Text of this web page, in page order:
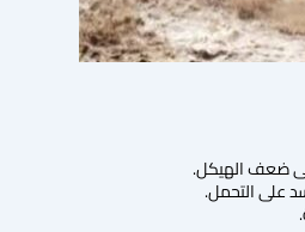
ضعف الهيكل.
على التحمل.